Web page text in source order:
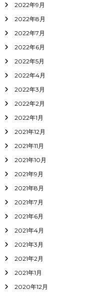
2022年9月
2022年8月
2022年7月
2022年6月
2022年5月
2022年4月
2022年3月
2022年2月
2022年1月
2021年12月
2021年11月
2021年10月
2021年9月
2021年8月
2021年7月
2021年6月
2021年4月
2021年3月
2021年2月
2021年1月
2020年12月